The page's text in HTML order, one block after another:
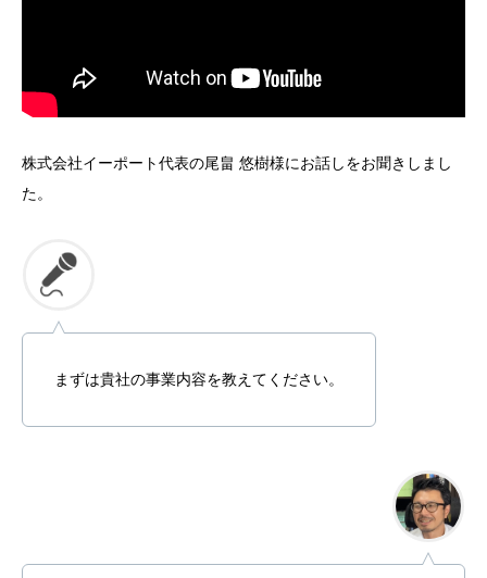
株式会社イーポート代表の尾畠 悠樹様にお話しをお聞きしまし
た。
まずは貴社の事業内容を教えてください。